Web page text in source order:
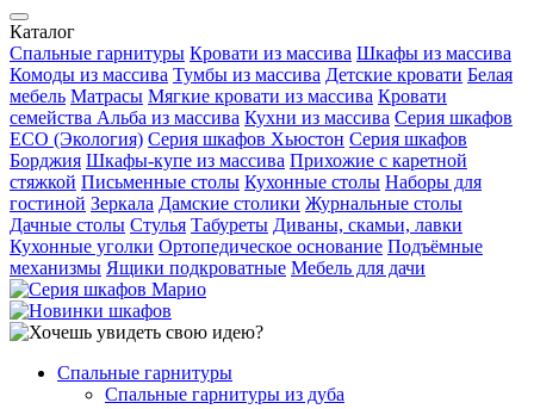
Каталог
Спальные гарнитуры Кровати из массива Шкафы из массива
Комоды из массива Тумбы из массива Детские кровати Белая
мебель Матрасы Мягкие кровати из массива Кровати
семейства Альба из массива Кухни из массива Серия шкафов
ECO (Экология) Серия шкафов Хьюстон Серия шкафов
Борджия Шкафы-купе из массива Прихожие с каретной
стяжкой Письменные столы Кухонные столы Наборы для
гостиной Зеркала Дамские столики Журнальные столы
Дачные столы Стулья Табуреты Диваны, скамьи, лавки
Кухонные уголки Ортопедическое основание Подъёмные
механизмы Ящики подкроватные Мебель для дачи
Спальные гарнитуры
Спальные гарнитуры из дуба